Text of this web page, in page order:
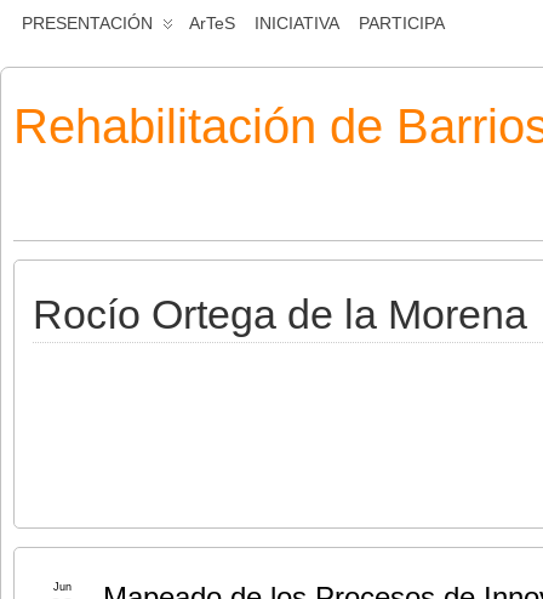
PRESENTACIÓN ArTeS INICIATIVA PARTICIPA
Rehabilitación de
Rocío Ortega de la Morena
Jun